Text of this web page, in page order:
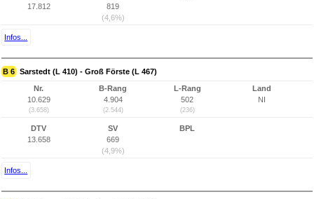
17.812
819
(4,6%)
Infos...
B 6 Sarstedt (L 410) - Groß Förste (L 467)
Nr.
10.629
(3.658)
B-Rang
4.904
(2.544)
L-Rang
502
(236)
Land
NI
DTV
13.658
SV
669
(4,9%)
BPL
Infos...